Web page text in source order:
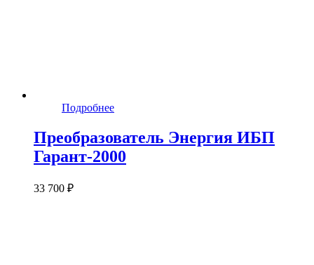
Подробнее
Преобразователь Энергия ИБП
Гарант-2000
33 700 ₽